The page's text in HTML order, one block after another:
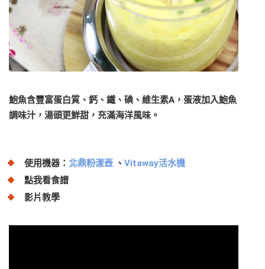
鮑魚含豐富蛋白質、鈣、鐵、碘、維生素A，蛋液加入鮑魚
調味汁，湯頭更鮮甜，充滿海洋風味。
使用機器： 北鼎粉漾壺 、 Vitaway活水機
點我看食譜
影片教學